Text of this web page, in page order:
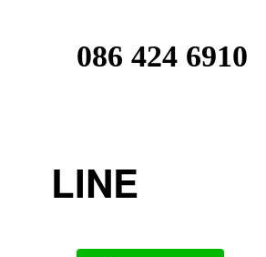
086 424 6910
LINE